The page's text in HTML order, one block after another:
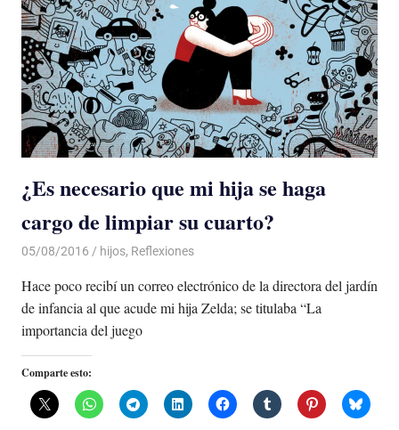
¿Es necesario que mi hija se haga
cargo de limpiar su cuarto?
05/08/2016 Luis Castellanos
hijos, Reflexiones
Hace poco recibí un correo electrónico de la directora del jardín
de infancia al que acude mi hija Zelda; se titulaba “La
importancia del juego
Comparte esto: